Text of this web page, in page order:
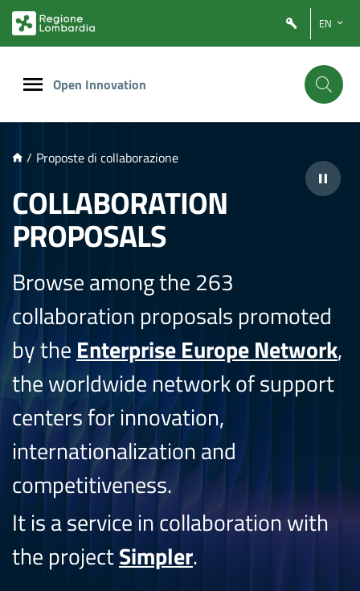
PRINCIPALE
EN
Open Innovation
/ Proposte di collaborazione
COLLABORATION
PROPOSALS
Browse among the 263
collaboration proposals promoted
by the Enterprise Europe Network,
the worldwide network of support
centers for innovation,
internationalization and
competitiveness.
It is a service in collaboration with
the projectSimpler.